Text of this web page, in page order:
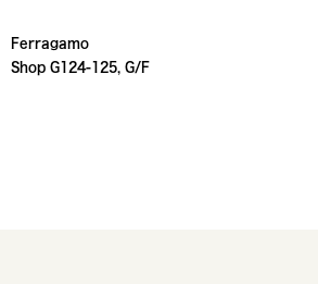
Ferragamo
Shop G124-125, G/F